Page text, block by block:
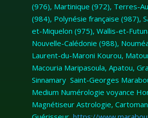
(976), Martinique (972), Terres-
(984), Polynésie française (987),
et-Miquelon (975), Wallis-et-
Nouvelle-Calédonie (988),
Laurent-du-Maroni Kourou,
Macouria Maripasoula, Apatou,
Sinnamary Saint-Georges
Medium Numérologie voyance
Magnétiseur Astrologie,